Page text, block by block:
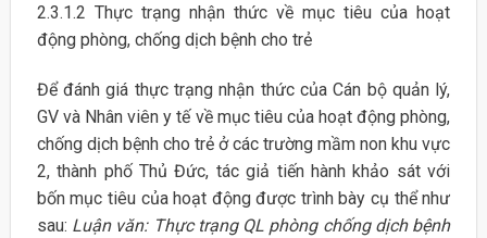
2.3.1.2 Thực trạng nhận thức về mục tiêu của hoạt
động phòng, chống dịch bệnh cho trẻ
Để đánh giá thực trạng nhận thức của Cán bộ quản lý,
GV và Nhân viên y tế về mục tiêu của hoạt động phòng,
chống dịch bệnh cho trẻ ở các trường mầm non khu vực
2, thành phố Thủ Đức, tác giả tiến hành khảo sát với
bốn mục tiêu của hoạt động được trình bày cụ thể như
sau: Luận văn: Thực trạng QL phòng chống dịch bệnh